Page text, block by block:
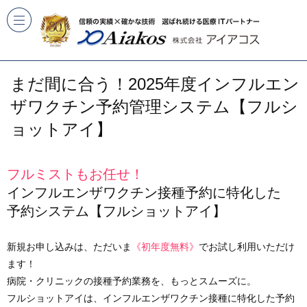
まだ間に合う！2025年度インフルエン
ザワクチン予約管理システム【フルシ
ョットアイ】
フルミストもお任せ！
インフルエンザワクチン接種予約に特化した
予約システム【フルショットアイ】
新規お申し込みは、ただいま 《初年度無料》 でお試し利用いただけ
ます！
病院・クリニックの接種予約業務を、もっとスムーズに。
フルショットアイは、インフルエンザワクチン接種に特化した予約